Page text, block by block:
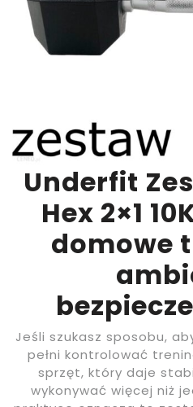
Underfit
Hex 2×1
domowe
Jeśli szukasz sposobu,
pełni kontrolować
sprzęt, który daje
wykonywać więcej niż